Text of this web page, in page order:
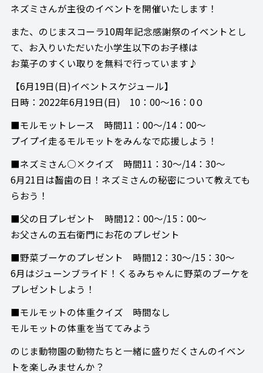
ネズミさんが主役のイベントを開催いたします！
また、のじまスコーラ10周年記念感謝祭のイベントとし
て、お入りいただいた小学生以下のお子様は
お菓子のすくい取りを無料で行っています♪
【6月19日(日)イベントスケジュール】
日時：2022年6月19日(日) 10：00～16：0０
■モルモットレース 時間11：00～/14：00～
プイプイ走るモルモットをみんなで応援しよう！
■ネズミさん○×クイズ 時間11：30～/14：30～
6月21日は齧歯の日！ネズミさんの秘密について教えても
らおう！
■父の日プレゼント 時間12：00～/15：00～
お父さんの五右衛門にお花のプレゼント
■野菜ブーケのプレゼント 時間12：30～/15：30～
6月はジューンブライド！くるみちゃんに野菜のブーケを
プレゼントしよう！
■モルモットの体重クイズ 時間なし
モルモットの体重を当ててみよう
のじま動物園の動物たちと一緒に盛りだくさんのイベン
トを楽しみませんか？